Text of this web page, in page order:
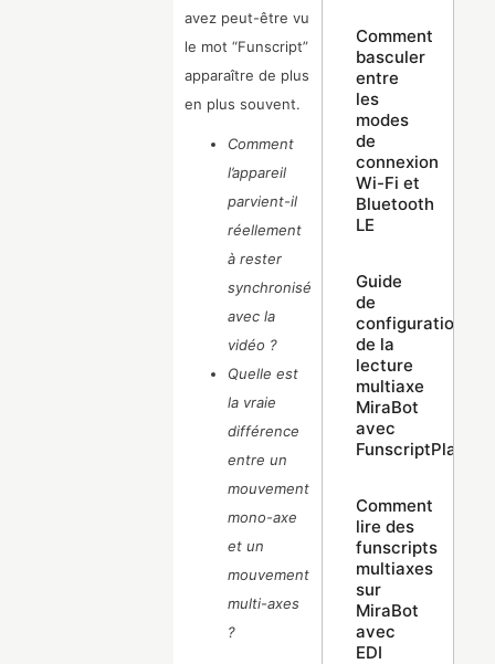
avez peut-être vu
le mot “Funscript”
apparaître de plus
en plus souvent.
Comment
l’appareil
parvient-il
réellement
à rester
synchronisé
avec la
vidéo ?
Quelle est
la vraie
différence
entre un
mouvement
mono-axe
et un
mouvement
multi-axes
?
Comment
basculer
entre
les
modes
de
connexion
Wi-Fi et
Bluetooth
LE
Guide
de
configuration
de la
lecture
multiaxe
MiraBot
avec
FunscriptPlayer
Comment
lire des
funscripts
multiaxes
sur
MiraBot
avec
EDI